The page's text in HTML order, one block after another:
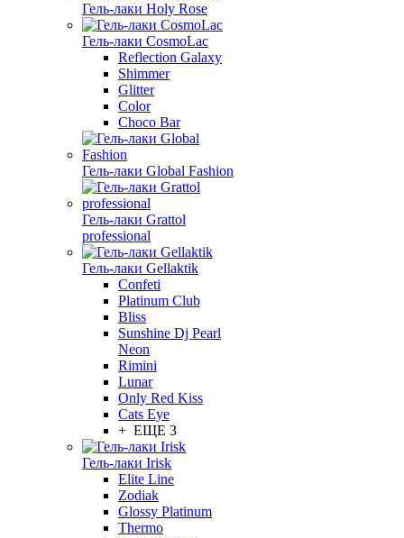
Гель-лаки Holy Rose
Гель-лаки CosmoLac
Reflection Galaxy
Shimmer
Glitter
Color
Choco Bar
Гель-лаки Global Fashion
Гель-лаки Grattol
professional
Гель-лаки Gellaktik
Confeti
Platinum Club
Bliss
Sunshine Dj Pearl
Neon
Rimini
Lunar
Only Red Kiss
Cats Eye
+ ЕЩЕ 3
Гель-лаки Irisk
Elite Line
Zodiak
Glossy Platinum
Thermo